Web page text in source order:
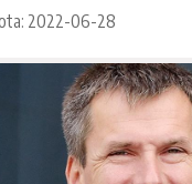
2022-06-28